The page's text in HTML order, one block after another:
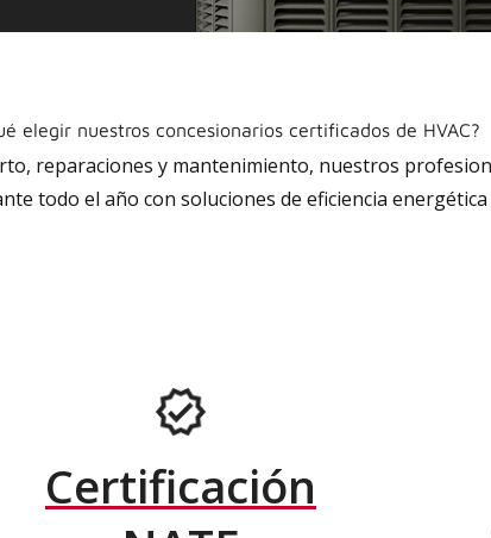
elegir nuestros concesionarios certificados de HVAC?
reparaciones y mantenimiento, nuestros
todo el año con soluciones de eficiencia
Certificación